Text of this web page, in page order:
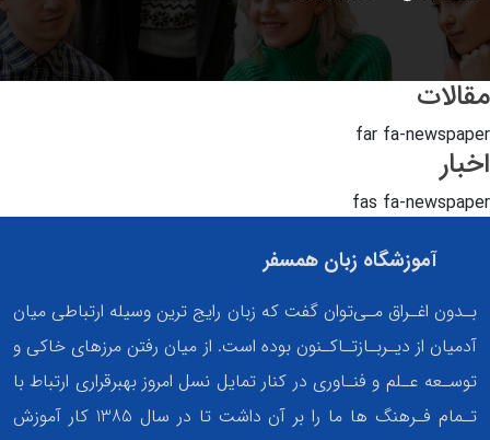
مقالات
far fa-newspaper
اخبار
fas fa-newspaper
آموزشگاه زبان همسفر
بـدون اغـراق مـی‌توان گفت که زبان رایج ترین وسیله ارتباطی میان
آدمیان از دیـربـازتـاکـنون بوده است. از میان رفتن مرزهای خاکی و
توسـعه عـلم و فنـاوری در کنار تمایل نسل امروز بهبرقراری ارتباط با
تـمام فـرهنگ ها ما را بر آن داشت تا در سال 1385 کار آموزش